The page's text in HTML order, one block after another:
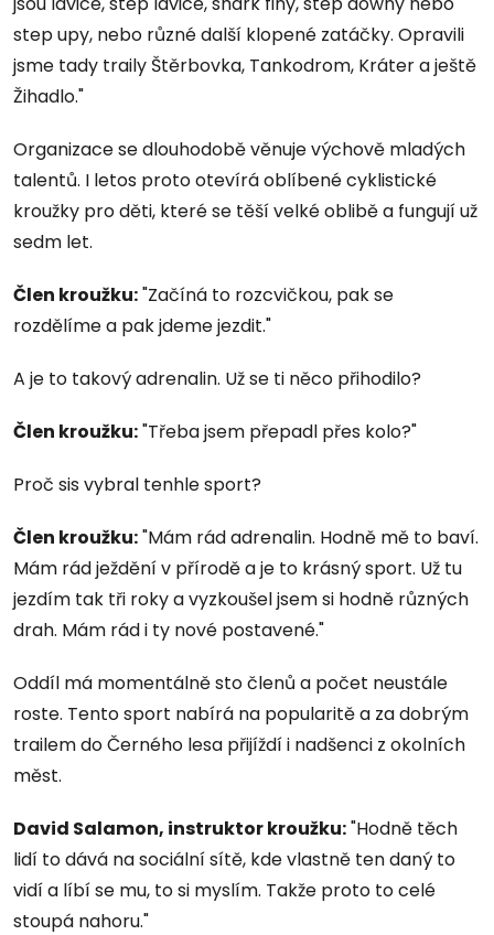
step upy, nebo různé další klopené zatáčky. Opravili
jsme tady traily Štěrbovka, Tankodrom, Kráter a ještě
Žihadlo."
Organizace se dlouhodobě věnuje výchově mladých
talentů. I letos proto otevírá oblíbené cyklistické
kroužky pro děti, které se těší velké oblibě a fungují už
sedm let.
Člen kroužku:"Začíná to rozcvičkou, pak se
rozdělíme a pak jdeme jezdit."
A je to takový adrenalin. Už se ti něco přihodilo?
Člen kroužku:"Třeba jsem přepadl přes kolo?"
Proč sis vybral tenhle sport?
Člen kroužku:"Mám rád adrenalin. Hodně mě to baví.
Mám rád ježdění v přírodě a je to krásný sport. Už tu
jezdím tak tři roky a vyzkoušel jsem si hodně různých
drah. Mám rád i ty nové postavené."
Oddíl má momentálně sto členů a počet neustále
roste. Tento sport nabírá na popularitě a za dobrým
trailem do Černého lesa přijíždí i nadšenci z okolních
měst.
David Salamon, instruktor kroužku:"Hodně těch
lidí to dává na sociální sítě, kde vlastně ten daný to
vidí a líbí se mu, to si myslím. Takže proto to celé
stoupá nahoru."